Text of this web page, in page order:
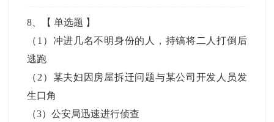
8 、【单选题 】
（1）冲进几名不明身份的人，持镐将二人打倒后
逃跑
（2）某夫妇因房屋拆迁问题与某公司开发人员发
生口角
（3）公安局迅速进行侦查